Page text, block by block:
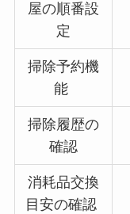
屋の順番設
定
掃除予約機
能
掃除履歴の
確認
消耗品交換
目安の確認